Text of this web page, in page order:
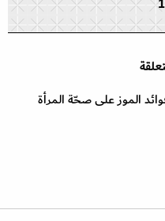
الموز على صحّة المرأة